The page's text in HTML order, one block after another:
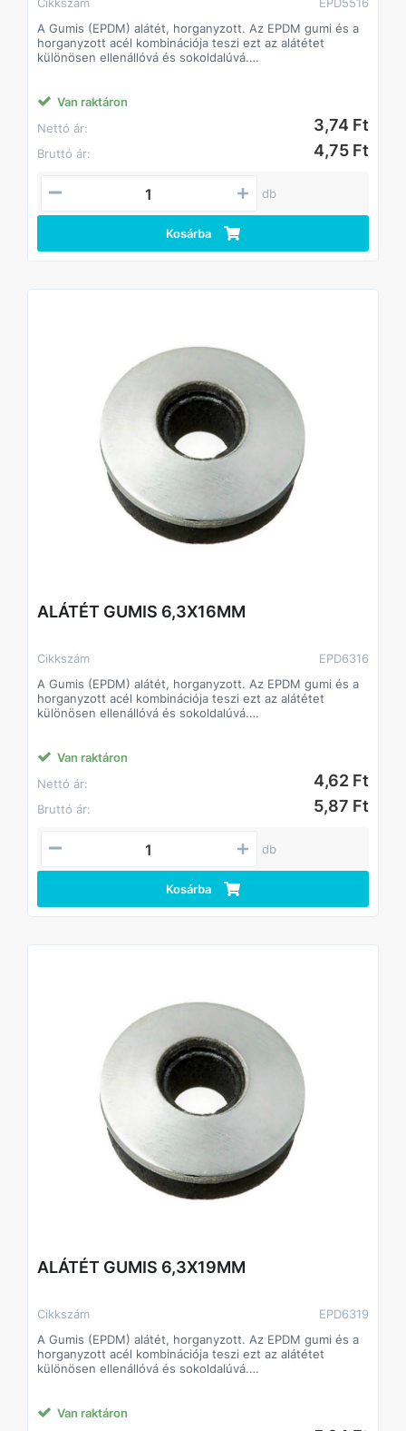
A Gumis (EPDM) alátét, horganyzott. Az EPDM gumi és a
horganyzott acél kombinációja teszi ezt az alátétet
különösen ellenállóvá és sokoldalúvá.
Anyag: EPDM gumi és horganyzott acél
Van raktáron
Nettó ár:
3,74 Ft
Bruttó ár: 4,75 Ft
db
Kosárba
ALÁTÉT GUMIS 6,3X16MM
Cikkszám
EPD6316
A Gumis (EPDM) alátét, horganyzott. Az EPDM gumi és a
horganyzott acél kombinációja teszi ezt az alátétet
különösen ellenállóvá és sokoldalúvá.
Anyag: EPDM gumi és horganyzott acél
Van raktáron
Nettó ár:
4,62 Ft
Bruttó ár: 5,87 Ft
db
Kosárba
ALÁTÉT GUMIS 6,3X19MM
Cikkszám
EPD6319
A Gumis (EPDM) alátét, horganyzott. Az EPDM gumi és a
horganyzott acél kombinációja teszi ezt az alátétet
különösen ellenállóvá és sokoldalúvá.
Anyag: EPDM gumi és horganyzott acél
Van raktáron